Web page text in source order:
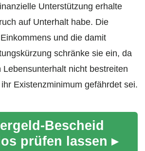
Unterstützung erhalte
auf Unterhalt habe. Die
und die damit
schränke sie ein, da
Lebensunterhalt nicht bestreiten
Existenzminimum gefährdet sei.
Bescheid
prüfen lassen ▸